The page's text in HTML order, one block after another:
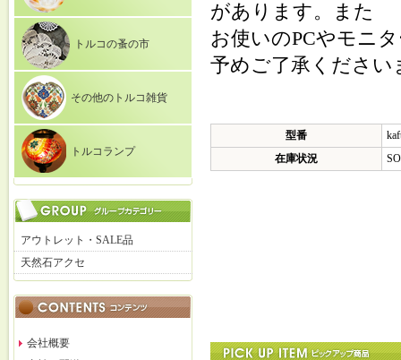
トルコの蚤の市
その他のトルコ雑貨
トルコランプ
アウトレット・SALE品
天然石アクセ
会社概要
があります。また
お使いのPCやモニ
予めご了承ください
型番
在庫状況